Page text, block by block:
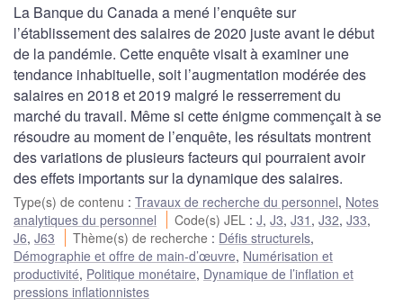
La Banque du Canada a mené l’enquête sur
l’établissement des salaires de 2020 juste avant le début
de la pandémie. Cette enquête visait à examiner une
tendance inhabituelle, soit l’augmentation modérée des
salaires en 2018 et 2019 malgré le resserrement du
marché du travail. Même si cette énigme commençait à se
résoudre au moment de l’enquête, les résultats montrent
des variations de plusieurs facteurs qui pourraient avoir
des effets importants sur la dynamique des salaires.
Type(s) de contenu : Travaux de recherche du personnel, Notes
analytiques du personnel
Code(s) JEL :J,J3,J31 ,J32,J33,
J6, J63 Thème(s) de recherche : Défis structurels,
Démographie et offre de main-d’œuvre, Numérisation et
productivité, Politique monétaire, Dynamique de l’inflation et
pressions inflationnistes